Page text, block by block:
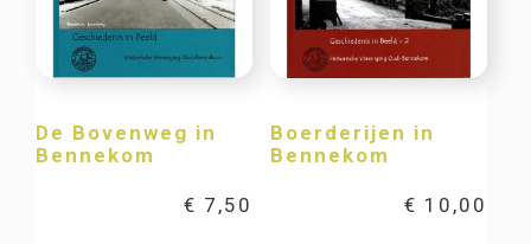
De Bovenweg in
Bennekom
€ 7,50
Boerderijen in
Bennekom
€ 10,00